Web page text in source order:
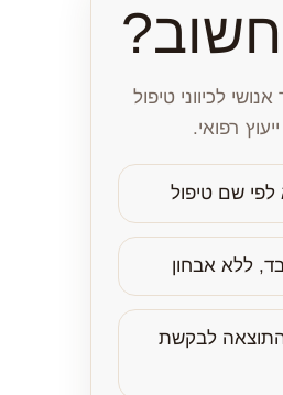
לכיווני טיפול
רפואי.
לפי שם טיפול
ללא אבחון
לבקשת